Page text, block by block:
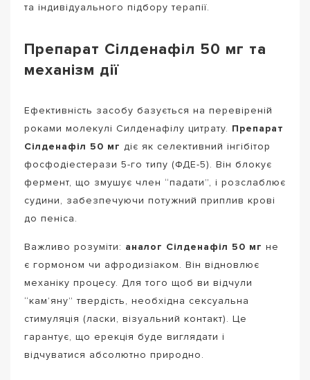
та індивідуального підбору терапії.
Препарат Сілденафіл 50 мг та
механізм дії
Ефективність засобу базується на перевіреній
роками молекулі Силденафілу цитрату. Препарат
Сілденафіл 50 мг діє як селективний інгібітор
фосфодіестерази 5-го типу (ФДЕ-5). Він блокує
фермент, що змушує член “падати”, і розслаблює
судини, забезпечуючи потужний приплив крові
до пеніса.
Важливо розуміти: аналог Сілденафіл 50 мг не
є гормоном чи афродизіаком. Він відновлює
механіку процесу. Для того щоб ви відчули
“кам’яну” твердість, необхідна сексуальна
стимуляція (ласки, візуальний контакт). Це
гарантує, що ерекція буде виглядати і
відчуватися абсолютно природно.